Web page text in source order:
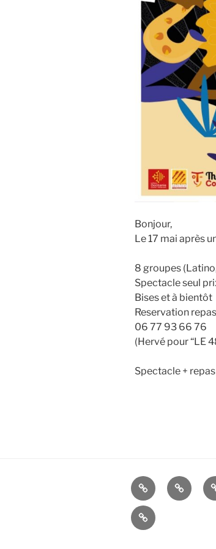
Bonjour,
Le 17 mai après
8 groupes
Spectacle seul
Bises et à bientôt
Reservation
06 77 93 66 76
(Hervé pour “LE
Spectacle +
ESPACE
SOINS
ESPACE
ARTS
Retirer
les